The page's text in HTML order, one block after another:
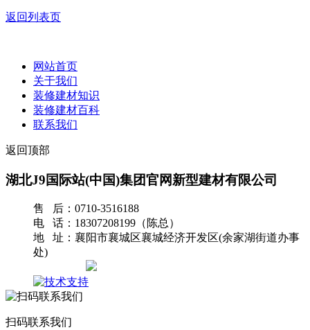
返回列表页
网站首页
关于我们
装修建材知识
装修建材百科
联系我们
返回顶部
湖北J9国际站(中国)集团官网新型建材有限公司
售 后：0710-3516188
电 话：18307208199（陈总）
地 址：襄阳市襄城区襄城经济开发区(余家湖街道办事
处)
扫码联系我们